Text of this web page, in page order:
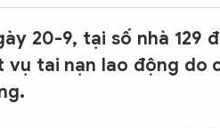
VĂN HÓA - GIẢI TRÍ
SỐNG Ở HÀ NỘI
MULTIMEDIA
20-9, tại số nhà 129
tai nạn lao động do